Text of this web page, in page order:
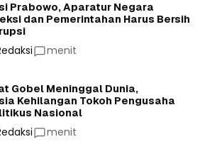
Prabowo, Aparatur Negara
dan Pemerintahan Harus Bersih
menit
Gobel Meninggal Dunia,
Kehilangan Tokoh Pengusaha
Nasional
menit